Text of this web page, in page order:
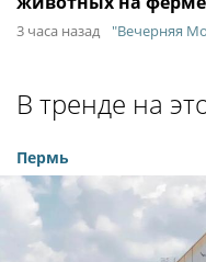
3 часа назад "Вечерняя
В тренде на
Пермь